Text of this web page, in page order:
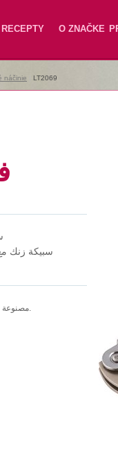
RECEPTY O ZNAČKE
náčinie LT2069
سبيكة زنك
مصنوعة من سبيكة الزنك مع طلاء للسطح من النيكل.